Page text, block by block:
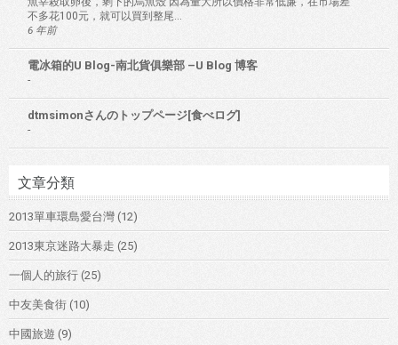
不多花100元，就可以買到整尾...
6 年前
電冰箱的U Blog-南北貨俱樂部 –U Blog 博客
-
dtmsimonさんのトップページ[食べログ]
-
文章分類
2013單車環島愛台灣 (12)
2013東京迷路大暴走 (25)
一個人的旅行 (25)
中友美食街 (10)
中國旅遊 (9)